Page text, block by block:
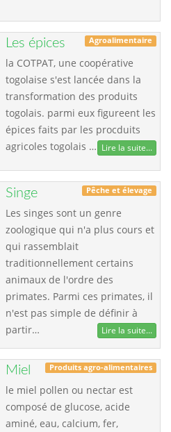
Agroalimentaire
Les épices
la COTPAT, une coopérative
togolaise s'est lancée dans la
transformation des produits
togolais. parmi eux figureent les
épices faits par les procduits
agricoles togolais … Lire la suite...
Pêche et élevage
Singe
Les singes sont un genre
zoologique qui n'a plus cours et
qui rassemblait
traditionnellement certains
animaux de l'ordre des
primates. Parmi ces primates, il
n'est pas simple de définir à
partir…
Lire la suite...
Produits agro-alimentaires
Miel
le miel pollen ou nectar est
composé de glucose, acide
aminé, eau, calcium, fer,